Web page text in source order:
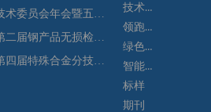
2025年全国钢标委钢管分技术委员会年会暨五项国家标准审定会在江苏苏州成功召开
全国钢标准化技术委员会第二届钢产品无损检测分技术委员会换届会暨四项标准审定会在苏州成功召开
全国钢标准化技术委员会第四届特殊合金分技术委员会换届会暨七项标准预审会在昆明顺利召开
技术咨询
领跑者
绿色制造
智能制造
标样
期刊